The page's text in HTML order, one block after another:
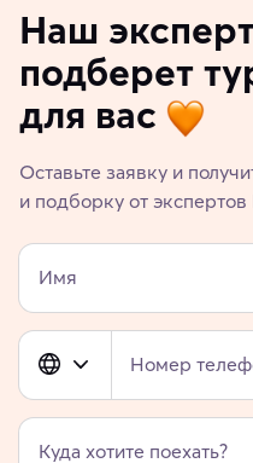
Наш
подберет
для вас
Оставьте заявку и
и подборку от
Имя
Номер
Куда хотите поехать?